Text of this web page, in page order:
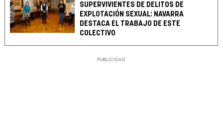
SUPERVIVIENTES DE DELITOS DE
EXPLOTACIÓN SEXUAL: NAVARRA
DESTACA EL TRABAJO DE ESTE
COLECTIVO